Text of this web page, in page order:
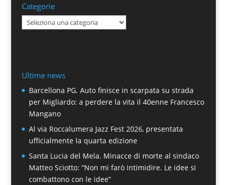
Categorie
Categorie
Ultime news
Barcellona PG. Auto finisce in scarpata su strada
per Migliardo: a perdere la vita il 40enne Francesco
Mangano
Al via Roccalumera Jazz Fest 2026, presentata
ufficialmente la quarta edizione
Santa Lucia del Mela. Minacce di morte al sindaco
Matteo Sciotto: “Non mi farò intimidire. Le idee si
combattono con le idee”